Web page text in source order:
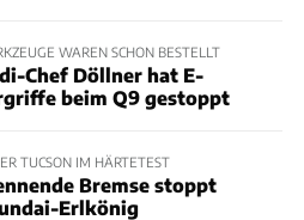
WAREN SCHON BESTELLT
Chef Döllner hat E-
beim Q9 gestoppt
TUCSON IM HÄRTETEST
Bremse stoppt
Erlkönig